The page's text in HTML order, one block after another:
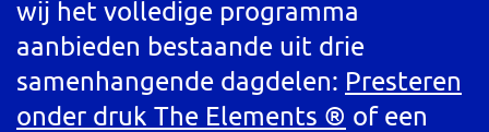
wij het volledige programma
aanbieden bestaande uit drie
samenhangende dagdelen: Presteren
onder druk The Elements ® of een